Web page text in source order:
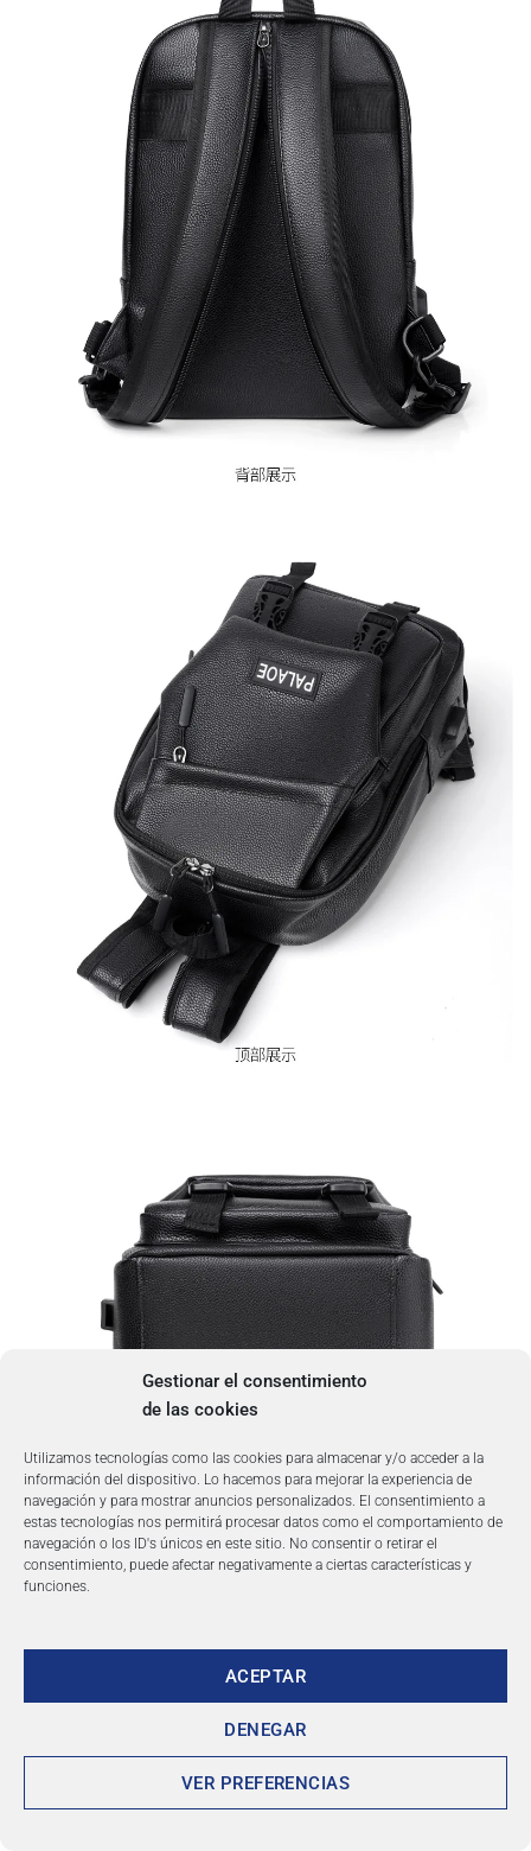
Gestionar el consentimiento
de las cookies
Utilizamos tecnologías como las cookies para almacenar y/o acceder a la
información del dispositivo. Lo hacemos para mejorar la experiencia de
navegación y para mostrar anuncios personalizados. El consentimiento a
estas tecnologías nos permitirá procesar datos como el comportamiento de
navegación o los ID's únicos en este sitio. No consentir o retirar el
consentimiento, puede afectar negativamente a ciertas características y
funciones.
ACEPTAR
DENEGAR
VER PREFERENCIAS